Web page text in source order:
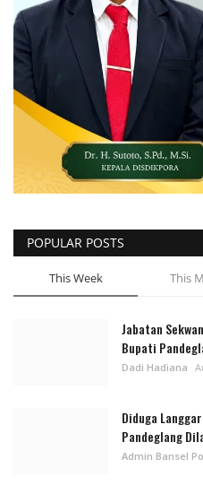
POPULAR POSTS
This Week This
Jabatan
Bupati
Dadi Hadiana
Diduga
Pandeglang
Admin Bansel